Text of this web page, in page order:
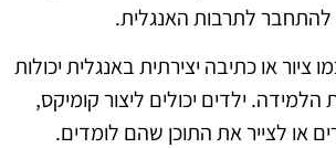
לתרבות האנגלית.
ציור או כתיבה יצירתית באנגלית יכולות
הלמידה. ילדים יכולים ליצור קומיקס,
או לצייר את התוכן שהם לומדים.